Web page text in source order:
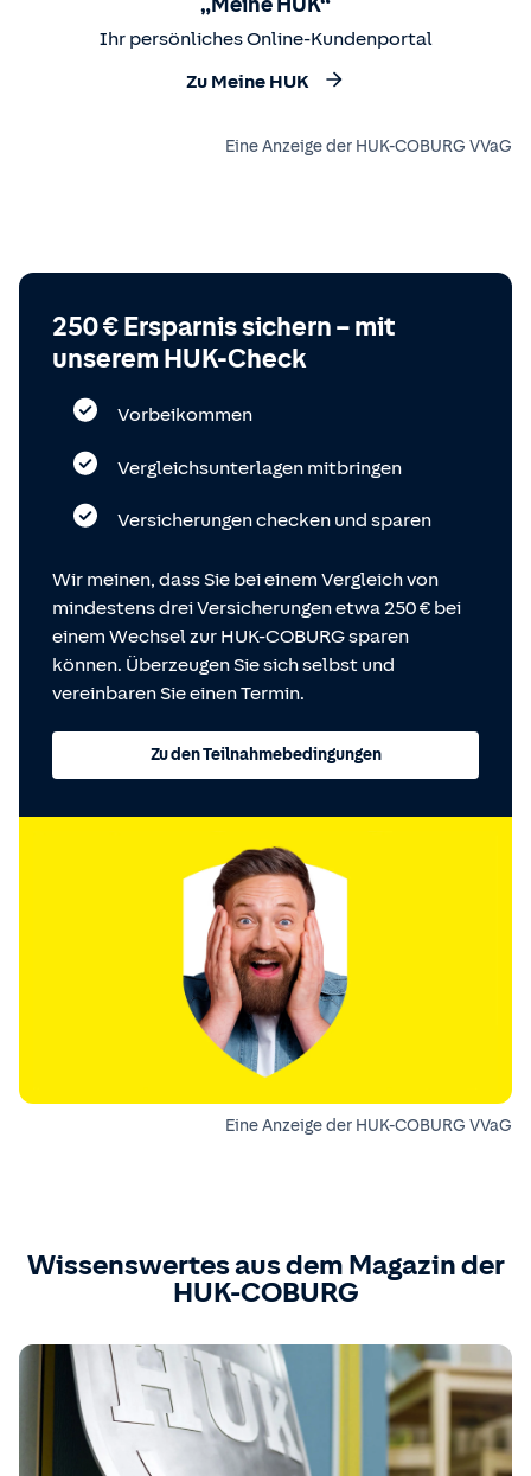
Ihr persönliches Online-Kundenportal
Zu Meine HUK
Eine Anzeige der HUK-COBURG VVaG
250 € Ersparnis sichern – mit
unserem HUK-Check
Vorbeikommen
Vergleichsunterlagen mitbringen
Versicherungen checken und sparen
Wir meinen, dass Sie bei einem Vergleich von
mindestens drei Versicherungen etwa 250 € bei
einem Wechsel zur HUK-COBURG sparen
können. Überzeugen Sie sich selbst und
vereinbaren Sie einen Termin.
Zu den Teilnahmebedingungen
Eine Anzeige der HUK-COBURG VVaG
Wissenswertes aus dem Magazin der
HUK-COBURG